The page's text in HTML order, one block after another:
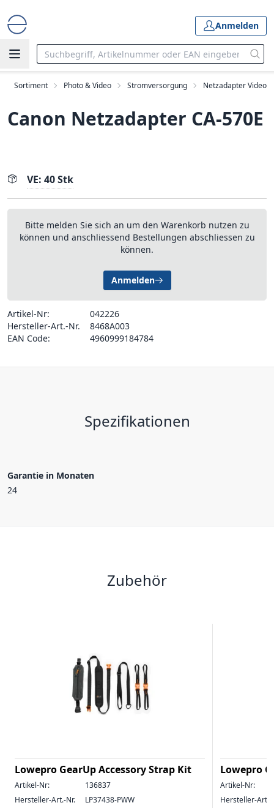
Anmelden
Sortiment Photo & Video Stromversorgung Netzadapter Video
Canon Netzadapter CA-570E
VE: 40 Stk
Bitte melden Sie sich an um den Warenkorb nutzen zu
können und anschliessend Bestellungen abschliessen zu
können.
Anmelden
Artikel-Nr:
042226
Hersteller-Art.-Nr.
8468A003
EAN Code:
4960999184784
Spezifikationen
Garantie in Monaten
24
Zubehör
Lowepro GearUp Accessory Strap Kit
Artikel-Nr:
136837
Hersteller-Art.-Nr.
LP37438-PWW
Lowepro
Artikel-Nr:
Hersteller-Art.-